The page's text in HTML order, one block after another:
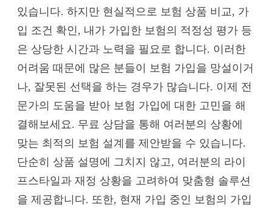
있습니다. 하지만 현실적으로 보험 상품 비교, 가
입 조건 확인, 내가 가입한 보험의 적정성 평가 등
은 상당한 시간과 노력을 필요로 합니다. 이러한
어려움 때문에 많은 분들이 보험 가입을 망설이거
나, 잘못된 선택을 하는 경우가 많습니다. 이제 전
문가의 도움을 받아 보험 가입에 대한 고민을 해
결해보세요. 무료 상담을 통해 여러분의 상황에
맞는 최적의 보험 설계를 제안받을 수 있습니다.
단순히 상품 설명에 그치지 않고, 여러분의 라이
프스타일과 재정 상황을 고려하여 맞춤형 솔루션
을 제공합니다. 또한, 현재 가입 중인 보험의 가입